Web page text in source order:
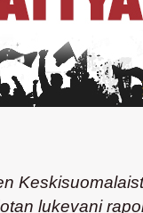
lukevani